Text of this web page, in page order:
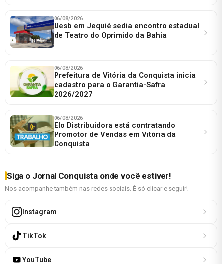
06/08/2026
Uesb em Jequié sedia encontro estadual
de Teatro do Oprimido da Bahia
06/08/2026
Prefeitura de Vitória da Conquista inicia
cadastro para o Garantia-Safra
2026/2027
06/08/2026
Elo Distribuidora está contratando
Promotor de Vendas em Vitória da
Conquista
Siga o Jornal Conquista onde você estiver!
Nos acompanhe também nas redes sociais. É só clicar e seguir!
Instagram
TikTok
YouTube